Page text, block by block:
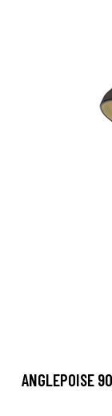
ANGLEPOISE